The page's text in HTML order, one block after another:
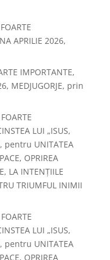
APRILIE 2026,
IMPORTANTE,
MEDJUGORJE, prin
LUI „ISUS,
pentru UNITATEA
OPRIREA
LA INTENȚIILE
TRIUMFUL INIMII
LUI „ISUS,
pentru UNITATEA
OPRIREA